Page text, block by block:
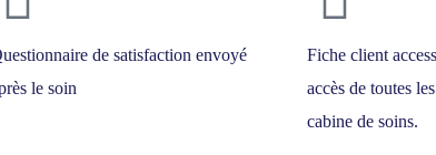
de satisfaction envoyé
le soin
Fiche client
accès de toutes
cabine de soins.